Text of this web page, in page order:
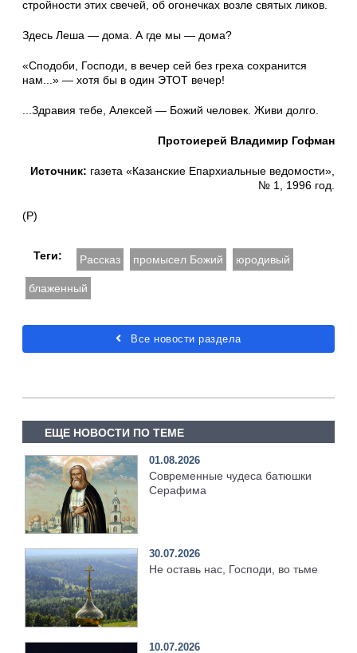
стройности этих свечей, об огонечках возле святых ликов.
Здесь Леша — дома. А где мы — дома?
«Сподоби, Господи, в вечер сей без греха сохранится
нам...» — хотя бы в один ЭТОТ вечер!
...Здравия тебе, Алексей — Божий человек. Живи долго.
Протоиерей Владимир Гофман
Источник: газета «Казанские Епархиальные ведомости»,
№ 1, 1996 год.
(Р)
Теги: Рассказ промысел Божий юродивый
блаженный
Все новости раздела
ЕЩЕ НОВОСТИ ПО ТЕМЕ
01.08.2026
Современные чудеса батюшки
Серафима
30.07.2026
Не оставь нас, Господи, во тьме
10.07.2026